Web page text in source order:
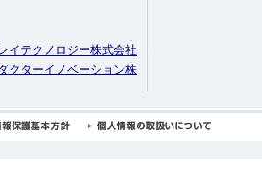
イテクノロジー株式会社
クターイノベーション株